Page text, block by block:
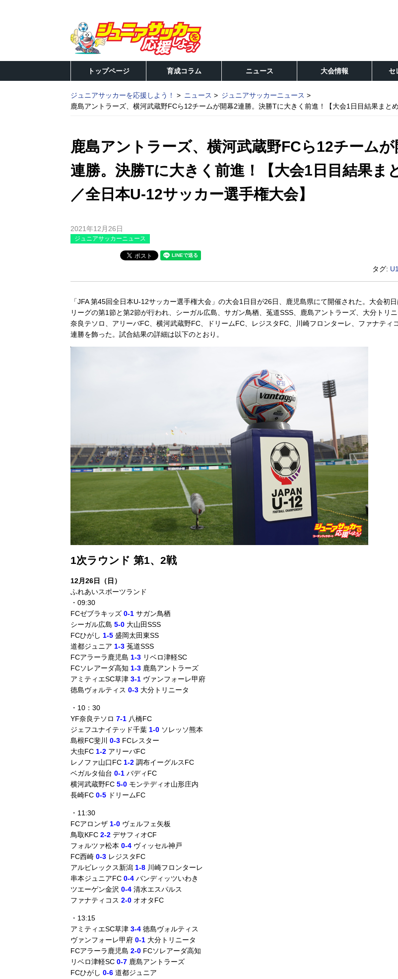
トップページ 育成コラム ニュース 大会情報 セ
ジュニアサッカーを応援しよう！ ニュース
ジュニアサッカーニュース
鹿島アントラーズ、横河武蔵野FCら12チームが開幕2連勝。決勝Tに大きく前進！【大会1日目結果まと
鹿島アントラーズ、横河武蔵野FCら12チームが
連勝。決勝Tに大きく前進！【大会1日目結果ま
／全日本U-12サッカー選手権大会】
2021年12月26日
ジュニアサッカーニュース
タグ:
「JFA 第45回全日本U-12サッカー選手権大会」の大会1日目が26日、鹿児島県にて開催された。大会初
リーグの第1節と第2節が行われ、シーガル広島、サガン鳥栖、菟道SSS、鹿島アントラーズ、大分トリ
奈良テソロ、アリーバFC、横河武蔵野FC、ドリームFC、レジスタFC、川崎フロンターレ、ファナティ
連勝を飾った。試合結果の詳細は以下のとおり。
1次ラウンド 第1、2戦
12月26日（日）
ふれあいスポーツランド
・09:30
FCゼブラキッズ 0-1 サガン鳥栖
シーガル広島 5-0 大山田SSS
FCひがし 1-5 盛岡太田東SS
道都ジュニア 1-3 菟道SSS
FCアラーラ鹿児島 1-3 リベロ津軽SC
FCソレアーダ高知 1-3 鹿島アントラーズ
アミティエSC草津 3-1 ヴァンフォーレ甲府
徳島ヴォルティス 0-3 大分トリニータ
・10：30
YF奈良テソロ 7-1 八橋FC
ジェフユナイテッド千葉 1-0 ソレッソ熊本
島根FC斐川
0-3 FCレスター
大虫FC 1-2 アリーバFC
レノファ山口FC 1-2 調布イーグルスFC
ベガルタ仙台 0-1 バディFC
横河武蔵野FC 5-0 モンテディオ山形庄内
長崎FC 0-5 ドリームFC
・11:30
FCアロンザ 1-0 ヴェルフェ矢板
鳥取KFC 2-2 デサフィオCF
フォルツァ松本 0-4 ヴィッセル神戸
FC西崎 0-3 レジスタFC
アルビレックス新潟 1-8 川崎フロンターレ
串本ジュニアFC 0-4 バンディッツいわき
ツエーゲン金沢 0-4 清水エスパルス
ファナティコス 2-0 オオタFC
・13:15
アミティエSC草津 3-4 徳島ヴォルティス
ヴァンフォーレ甲府 0-1 大分トリニータ
FCアラーラ鹿児島 2-0 FCソレアーダ高知
リベロ津軽SC 0-7 鹿島アントラーズ
FCひがし 0-6 道都ジュニア